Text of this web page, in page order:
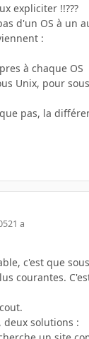
expliciter !!???
d'un OS à un
:
à chaque OS
Unix, pour
pas, la
21 a
c'est que
courantes.
deux solutions :